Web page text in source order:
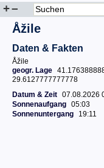
+–
Åžile
Daten & Fakten
Åžile
geogr. Lage
29.6127777777778
Datum & Zeit 07.08.2026
Sonnenaufgang 05:03
Sonnenuntergang
19:11